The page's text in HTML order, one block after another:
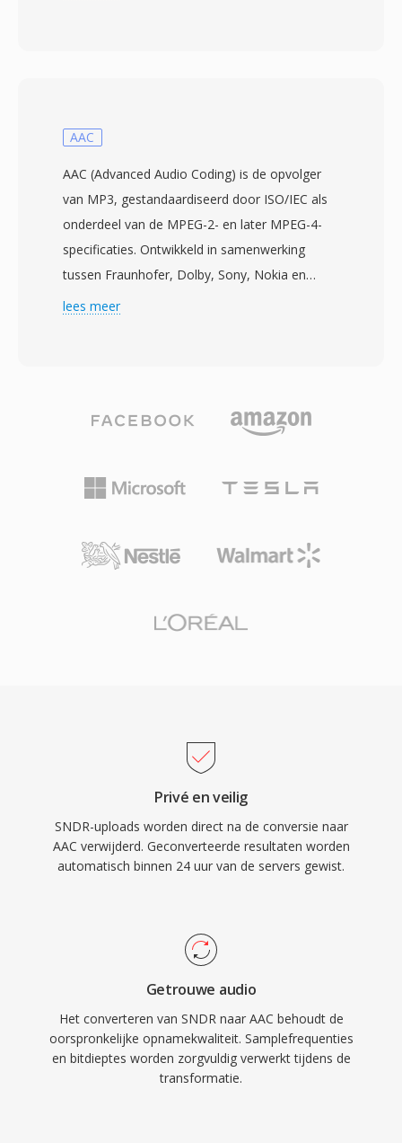
op zonder enige bestandsheader, afhankelijk
afspeelparameters te bepalen.
Samplefrequenties waren doorgaans laag
hardwarebeperkingen en opslagkosten toen
één harde schijf van 20 MB als royaal werd
beschouwd. Één praktisch voordeel was
gemeten. Het formaat kon direct naar
geluidshardware worden gestuurd zonder
was op trage processoren. Ondanks zijn
computergeschiedenis als één van de formaten
die digitale audio naar gewone pc&#039;s
en toe op in retrocomputing-archieven. SoX en
AAC
AAC (Advanced Audio Coding) is de opvolger
van MP3, gestandaardiseerd door ISO/IEC als
onderdeel van de MPEG-2- en later MPEG-4-
specificaties. Ontwikkeld in samenwerking
tussen Fraunhofer, Dolby, Sony, Nokia en
AT&amp;T, levert AAC één superieure
gebruik van één gemodificeerde discrete
geavanceerde psychoakoestische modellering
en temporele ruisvorming. AAC fungeert als
van Apple (iTunes, iPhone, iPad), YouTube en
audio bij aanzienlijk minder opslag- en
Ten derde garandeert de brede adoptie door
Apple en andere partijen dat vrijwel elk modern
apparaat, elke browser en elke mediaspeler
AAC-content native kan afspelen zonder extra
plug-ins.
lees meer
Privé en veilig
SNDR-uploads worden direct na de conversie naar
AAC verwijderd. Geconverteerde resultaten worden
automatisch binnen 24 uur van de servers gewist.
Getrouwe audio
Het converteren van SNDR naar AAC behoudt de
oorspronkelijke opnamekwaliteit. Samplefrequenties
en bitdieptes worden zorgvuldig verwerkt tijdens de
transformatie.